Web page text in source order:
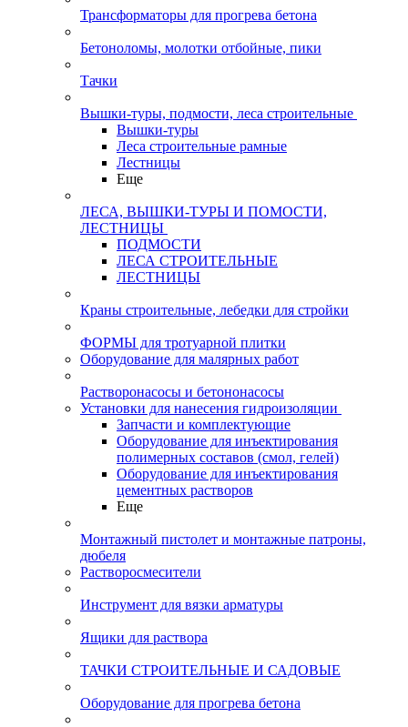
Трансформаторы для прогрева бетона
Бетоноломы, молотки отбойные, пики
Тачки
Вышки-туры, подмости, леса строительные
Вышки-туры
Леса строительные рамные
Лестницы
Еще
ЛЕСА, ВЫШКИ-ТУРЫ И ПОМОСТИ,
ЛЕСТНИЦЫ
ПОДМОСТИ
ЛЕСА СТРОИТЕЛЬНЫЕ
ЛЕСТНИЦЫ
Краны строительные, лебедки для стройки
ФОРМЫ для тротуарной плитки
Оборудование для малярных работ
Растворонасосы и бетононасосы
Установки для нанесения гидроизоляции
Запчасти и комплектующие
Оборудование для инъектирования
полимерных составов (смол, гелей)
Оборудование для инъектирования
цементных растворов
Еще
Монтажный пистолет и монтажные патроны,
дюбеля
Растворосмесители
Инструмент для вязки арматуры
Ящики для раствора
ТАЧКИ СТРОИТЕЛЬНЫЕ И САДОВЫЕ
Оборудование для прогрева бетона